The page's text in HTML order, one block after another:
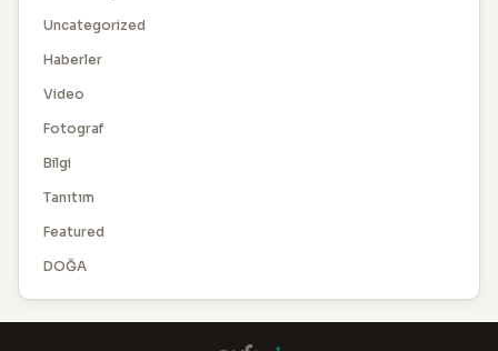
Uncategorized
Haberler
Video
Fotograf
Bilgi
Tanıtım
Featured
DOĞA